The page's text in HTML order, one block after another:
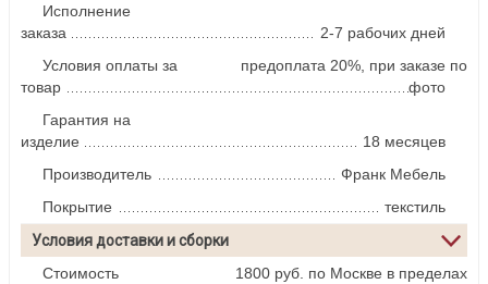
Исполнение
заказа
2-7 рабочих дней
Условия оплаты за
товар
предоплата 20%, при заказе по
фото
Гарантия на
изделие
18 месяцев
Производитель
Франк Мебель
Покрытие
текстиль
Условия доставки и сборки
Стоимость
1800 руб. по Москве в пределах